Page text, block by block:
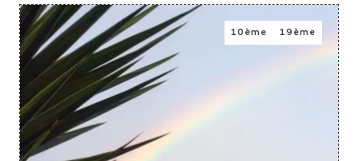
10ème 19ème